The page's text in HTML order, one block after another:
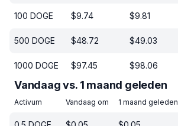
100 DOGE $9.74 $9.81
500 DOGE $48.72 $49.03
1000 DOGE $97.45 $98.06
Vandaag vs. 1 maand geleden
Activum Vandaag om 1 maand geleden